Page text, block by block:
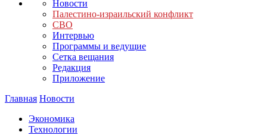
Новости
Палестино-израильский конфликт
СВО
Интервью
Программы и ведущие
Сетка вещания
Редакция
Приложение
Главная Новости
Экономика
Технологии